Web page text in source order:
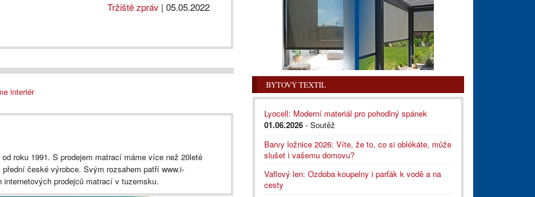
Tržiště zpráv | 05.05.2022
interiér
roku 1991. S prodejem matrací máme více než 20leté
české výrobce. Svým rozsahem patří www.i-
prodejců matrací v tuzemsku.
BYTOVÝ TEXTIL
Lyocell: Moderní materiál pro pohodlný spánek
01.06.2026 - Soutěž
Barvy ložnice 2026: Víte, že to, co si oblékáte, může
slušet i vašemu domovu?
Vaflový len: Ozdoba koupelny i parťák k vodě a na
cesty